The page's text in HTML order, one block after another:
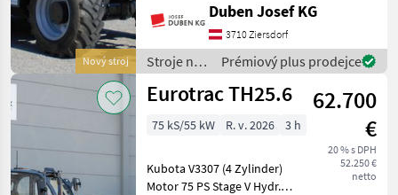
Nový stroj
elektroproportinaler
Joystick 4 in 1 mit Flow
Sharing und FNR-
Umschaltung, Klimaanlage,
hydr. Schnellwe
Duben Josef KG
3710 Ziersdorf
Stroje na
stavbu /
Dieci
Prémiový plus prodejce
Eurotrac TH25.6
62.700
€
20 % s DPH
52.250 €
netto
75 kS/55 kW R. v. 2026 3 h
Kubota V3307 (4 Zylinder)
Motor 75 PS Stage V Hydr.